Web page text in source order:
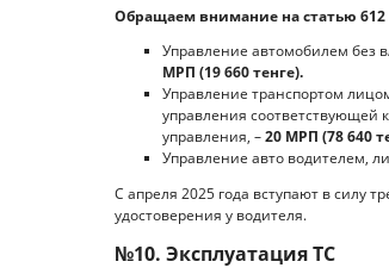
Обращаем внимание на статью 612
Управление автомобилем без
МРП (19 660 тенге).
Управление транспортом
управления соответствующей
управления, –20 МРП (78 640
Управление авто водителем,
С апреля 2025 года вступают в силу
удостоверения у водителя.
№10. Эксплуатация ТС